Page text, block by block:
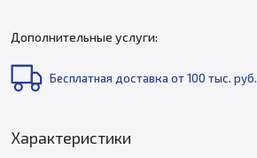
Дополнительные услуги:
Бесплатная доставка от 100 тыс. руб.
Характеристики